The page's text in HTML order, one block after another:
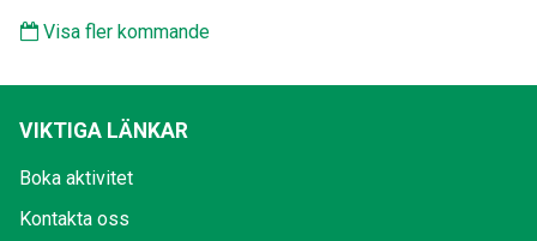
Visa fler kommande
VIKTIGA LÄNKAR
Boka aktivitet
Kontakta oss